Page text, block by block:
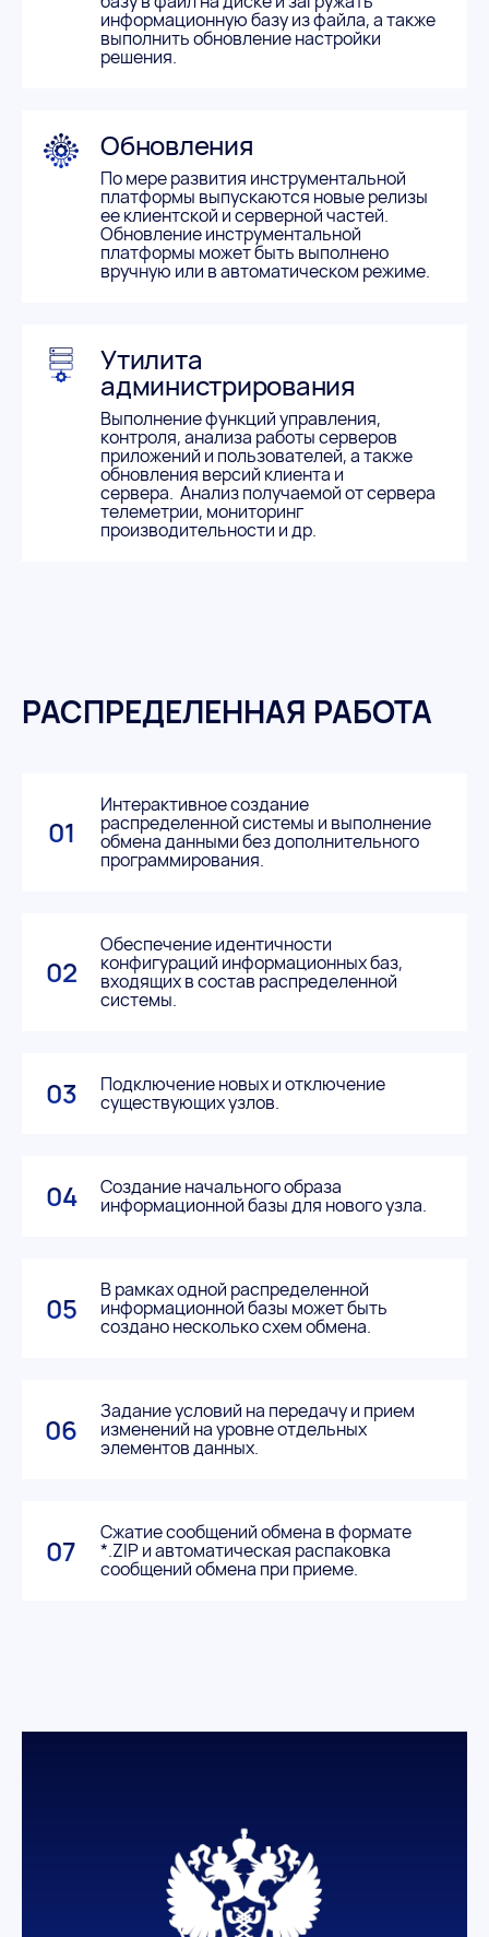
информационную базу из файла, а также
выполнить обновление настройки
решения.
Обновления
По мере развития инструментальной
платформы выпускаются новые релизы
ее клиентской и серверной частей.
Обновление инструментальной
платформы может быть выполнено
вручную или в автоматическом режиме.
Утилита
администрирования
Выполнение функций управления,
контроля, анализа работы серверов
приложений и пользователей, а также
обновления версий клиента и
сервера. Анализ получаемой от сервера
телеметрии, мониторинг
производительности и др.
РАСПРЕДЕЛЕННАЯ РАБОТА
01
Интерактивное создание
распределенной системы и выполнение
обмена данными без дополнительного
программирования.
02
Обеспечение идентичности
конфигураций информационных баз,
входящих в состав распределенной
системы.
03 Подключение новых и отключение
существующих узлов.
04 Создание начального образа
информационной базы для нового узла.
05
В рамках одной распределенной
информационной базы может быть
создано несколько схем обмена.
06
Задание условий на передачу и прием
изменений на уровне отдельных
элементов данных.
07
Сжатие сообщений обмена в формате
*.ZIP и автоматическая распаковка
сообщений обмена при приеме.